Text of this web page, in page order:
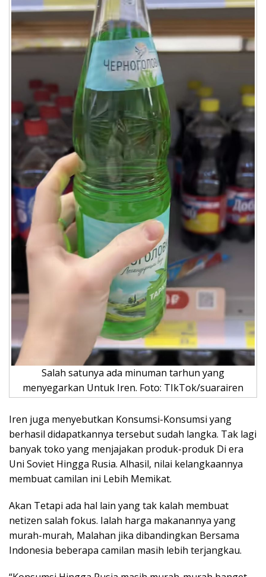
Salah satunya ada minuman tarhun yang
menyegarkan Untuk Iren. Foto: TIkTok/suarairen
Iren juga menyebutkan Konsumsi-Konsumsi yang
berhasil didapatkannya tersebut sudah langka. Tak lagi
banyak toko yang menjajakan produk-produk Di era
Uni Soviet Hingga Rusia. Alhasil, nilai kelangkaannya
membuat camilan ini Lebih Memikat.
Akan Tetapi ada hal lain yang tak kalah membuat
netizen salah fokus. Ialah harga makanannya yang
murah-murah, Malahan jika dibandingkan Bersama
Indonesia beberapa camilan masih lebih terjangkau.